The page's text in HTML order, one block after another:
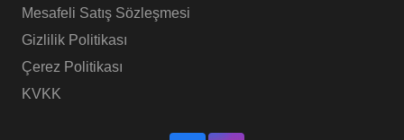
Mesafeli Satış Sözleşmesi
Gizlilik Politikası
Çerez Politikası
KVKK